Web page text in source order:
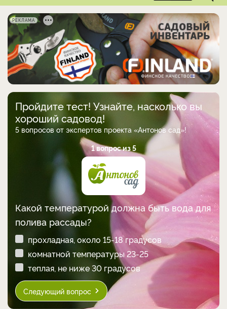
РЕКЛАМА
Пройдите тест! Узнайте, насколько вы
хороший садовод!
5 вопросов от экспертов проекта «Антонов сад»!
1 вопрос из 5
Какой температурой должна быть вода для
полива рассады?
прохладная, около 15-18 градусов
комнатной температуры 23-25
теплая, не ниже 30 градусов
Следующий вопрос